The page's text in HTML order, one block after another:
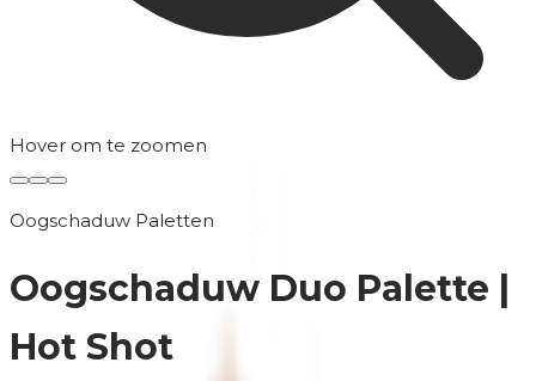
Hover om te zoomen
Oogschaduw Paletten
Oogschaduw Duo Palette |
Hot Shot